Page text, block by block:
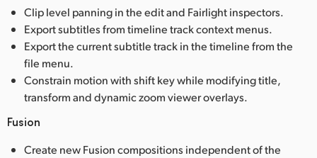
Clip level panning in the edit and Fairlight inspectors.
Export subtitles from timeline track context menus.
Export the current subtitle track in the timeline from the
file menu.
Constrain motion with shift key while modifying title,
transform and dynamic zoom viewer overlays.
Fusion
Create new Fusion compositions independent of the